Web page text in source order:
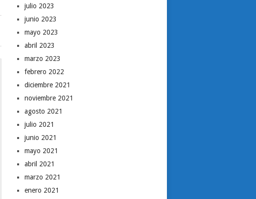
julio 2023
junio 2023
mayo 2023
abril 2023
marzo 2023
febrero 2022
diciembre 2021
noviembre 2021
agosto 2021
julio 2021
junio 2021
mayo 2021
abril 2021
marzo 2021
enero 2021